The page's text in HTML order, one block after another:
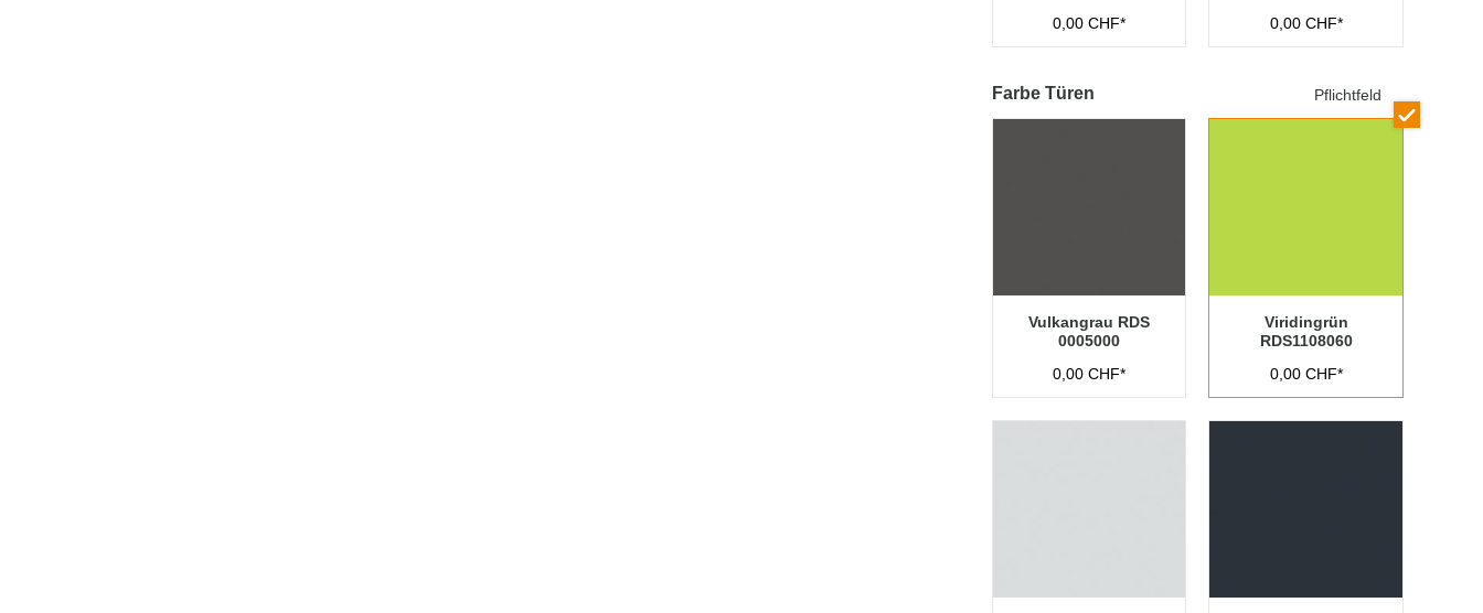
0,00 CHF*
0,00 CHF*
Farbe Türen Pflichtfeld
Vulkangrau RDS
0005000
0,00 CHF*
Viridingrün
RDS1108060
0,00 CHF*